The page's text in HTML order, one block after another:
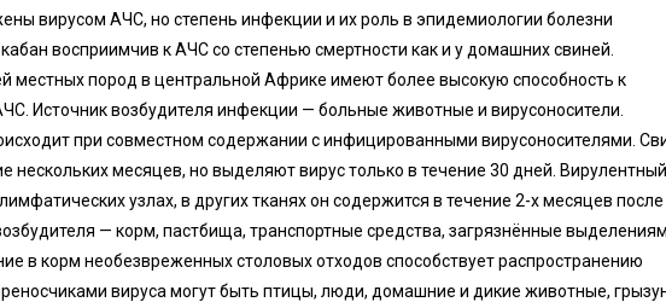
вирусом АЧС, но степень инфекции и их роль в эпидемиологии болезни
восприимчив к АЧС со степенью смертности как и у домашних свиней.
местных пород в центральной Африке имеют более высокую способность к
Источник возбудителя инфекции — больные животные и вирусоносители.
при совместном содержании с инфицированными вирусоносителями.
нескольких месяцев, но выделяют вирус только в течение 30 дней. Вирулентный
узлах, в других тканях он содержится в течение 2-х месяцев после
— корм, пастбища, транспортные средства, загрязнённые
в корм необезвреженных столовых отходов способствует распространению
вируса могут быть птицы, люди, домашние и дикие животные,